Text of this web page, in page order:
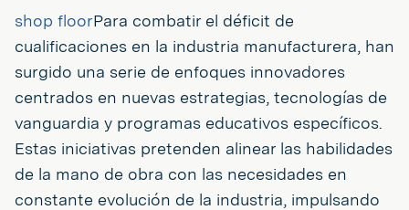
shop floorPara combatir el déficit de
cualificaciones en la industria manufacturera, han
surgido una serie de enfoques innovadores
centrados en nuevas estrategias, tecnologías de
vanguardia y programas educativos específicos.
Estas iniciativas pretenden alinear las habilidades
de la mano de obra con las necesidades en
constante evolución de la industria, impulsando